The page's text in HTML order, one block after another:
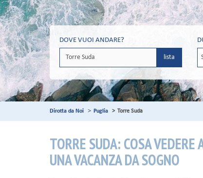
DOVE VUOI ANDARE?
lista
Dirotta da Noi Puglia Torre Suda
TORRE SUDA: COSA VEDERE
UNA VACANZA DA SOGNO